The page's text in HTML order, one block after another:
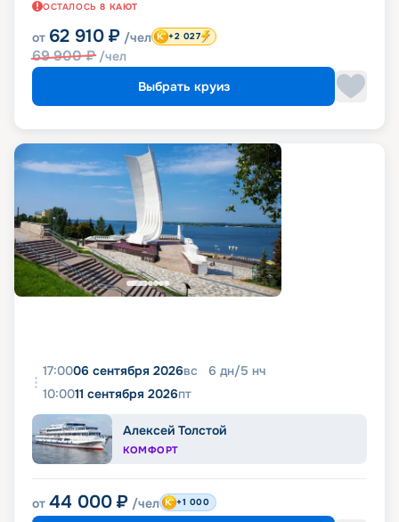
ОСТАЛОСЬ 8 КАЮТ
от 62 910 ₽ /чел
69 900₽ /чел
+2 027
Выбрать круиз
17:0006 сентября 2026вс 6 дн/5 нч
10:0011 сентября 2026пт
Алексей Толстой
КОМФОРТ
от 44 000 ₽ /чел +1 000